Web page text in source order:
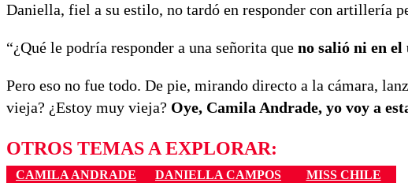
Daniella, fiel a su estilo, no tardó en responder con artillería
“¿Qué le podría responder a una señorita que no salió ni en
Pero eso no fue todo. De pie, mirando directo a la cámara,
vieja? ¿Estoy muy vieja? Oye, Camila Andrade, yo voy a
OTROS TEMAS A EXPLORAR:
CAMILA ANDRADE DANIELLA CAMPOS MISS CHILE